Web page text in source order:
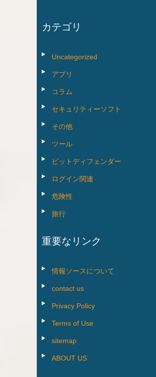
カ
ブ
カテゴリ
Uncategorized
アプリ
コラム
セキュリティーソフト
その他
ツール
ビットディフェンダー
ログイン関連
危険性
旅行
重要なリンク
情報ソースについて
contact us
Privacy Policy
Terms of Use
sitemap
ABOUT US